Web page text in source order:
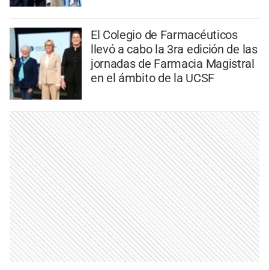
El Colegio de Farmacéuticos
llevó a cabo la 3ra edición de las
jornadas de Farmacia Magistral
en el ámbito de la UCSF